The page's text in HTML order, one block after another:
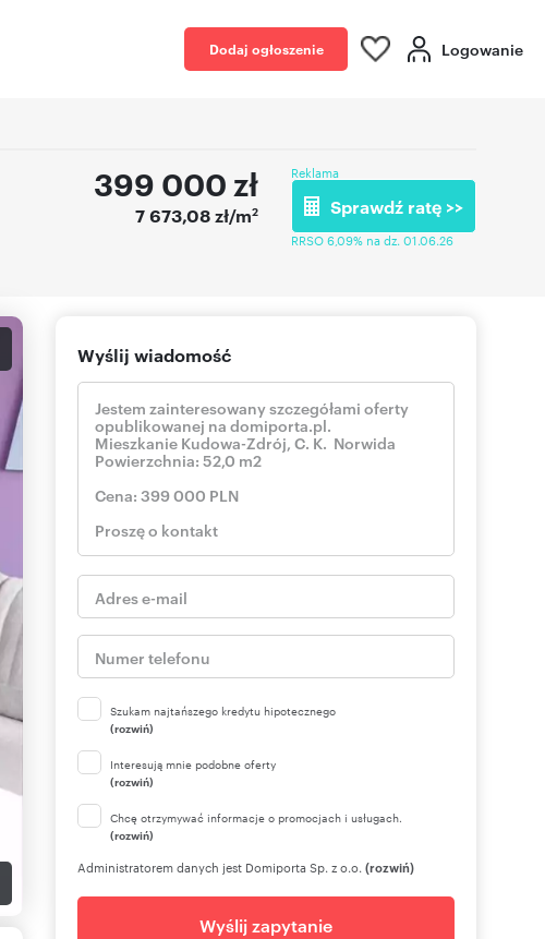
Dodaj ogłoszenie Logowanie
399 000 zł
7 673,08 zł/m2
Reklama
Sprawdź ratę >>
RRSO 6,09% na dz. 01.06.26
Wyślij wiadomość
Szukam najtańszego kredytu hipotecznego
(rozwiń)
Interesują mnie podobne oferty
(rozwiń)
Chcę otrzymywać informacje o promocjach i usługach.
(rozwiń)
Administratorem danych jest Domiporta Sp. z o.o. (rozwiń)
Wyślij zapytanie